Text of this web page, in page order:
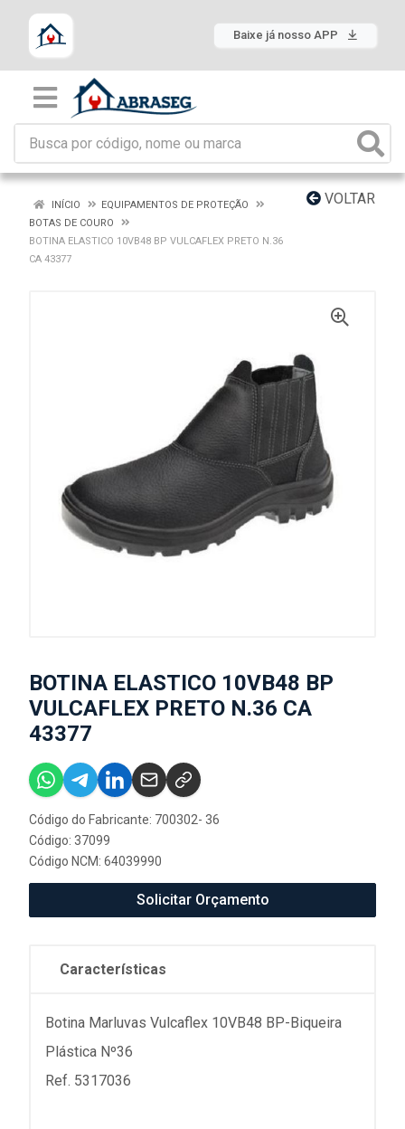
Baixe já nosso APP
VOLTAR
INÍCIO
EQUIPAMENTOS DE PROTEÇÃO
BOTAS DE COURO
BOTINA ELASTICO 10VB48 BP VULCAFLEX PRETO N.36
CA 43377
BOTINA ELASTICO 10VB48 BP
VULCAFLEX PRETO N.36 CA
43377
Código do Fabricante: 700302- 36
Código: 37099
Código NCM: 64039990
Solicitar Orçamento
Características
Botina Marluvas Vulcaflex 10VB48 BP-Biqueira
Plástica Nº36
Ref. 5317036